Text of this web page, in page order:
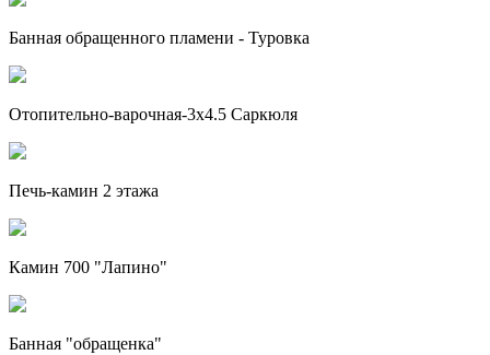
Банная обращенного пламени - Туровка
Отопительно-варочная-3х4.5 Саркюля
Печь-камин 2 этажа
Камин 700 "Лапино"
Банная "обращенка"